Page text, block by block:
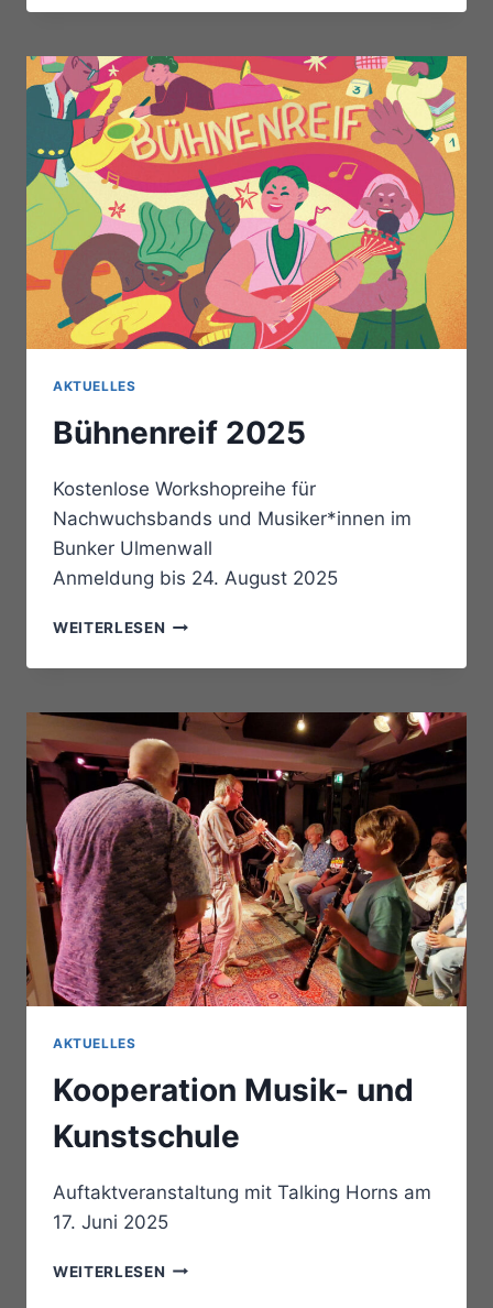
VOIT!
AKTUELLES
Bühnenreif 2025
Kostenlose Workshopreihe für
Nachwuchsbands und Musiker*innen im
Bunker Ulmenwall
Anmeldung bis 24. August 2025
WEITERLESEN BÜHNENREIF
AKTUELLES
Kooperation Musik- und
Kunstschule
Auftaktveranstaltung mit Talking Horns am
17. Juni 2025
WEITERLESEN KOOPERATION